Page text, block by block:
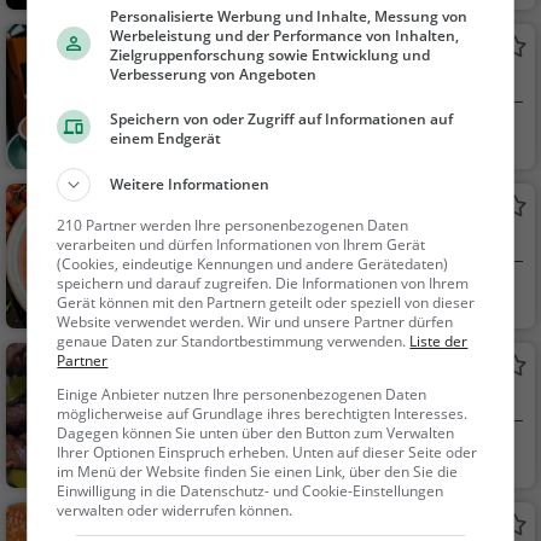
Mauerer
Café in München
München
ch
Italienisches Restaurant in München
München
Restaurant, Italie
nisch, Pizza, Europäis
ch, Mittagessen, Abe
h, Mediterran
Griechisches Restaurant in München
München
Restaurant, Bar, C
afé, Griechisch, Gyro
s, Mittagessen, Aben
Personalisierte Werbung und Inhalte, Messung von
Werbeleistung und der Performance von Inhalten,
Zielgruppenforschung sowie Entwicklung und
Verbesserung von Angeboten
Speichern von oder Zugriff auf Informationen auf
einem Endgerät
Weitere Informationen
210 Partner werden Ihre personenbezogenen Daten
verarbeiten und dürfen Informationen von Ihrem Gerät
(Cookies, eindeutige Kennungen und andere Gerätedaten)
speichern und darauf zugreifen. Die Informationen von Ihrem
Gerät können mit den Partnern geteilt oder speziell von dieser
Website verwendet werden. Wir und unsere Partner dürfen
genaue Daten zur Standortbestimmung verwenden. Liste der
Partner
Einige Anbieter nutzen Ihre personenbezogenen Daten
möglicherweise auf Grundlage ihres berechtigten Interesses.
Dagegen können Sie unten über den Button zum Verwalten
Ihrer Optionen Einspruch erheben. Unten auf dieser Seite oder
im Menü der Website finden Sie einen Link, über den Sie die
Einwilligung in die Datenschutz- und Cookie-Einstellungen
verwalten oder widerrufen können.